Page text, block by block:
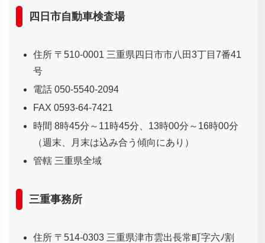
四日市自動車検査場
住所 〒510-0001 三重県四日市市八田3丁目7番41
号
電話 050-5540-2094
FAX 0593-64-7421
時間 8時45分～11時45分、13時00分～16時00分
（週末、月末は込み合う傾向にあり）
管轄 三重県全域
三重事務所
住所 〒514-0303 三重県津市雲出長常町字六ﾉ割